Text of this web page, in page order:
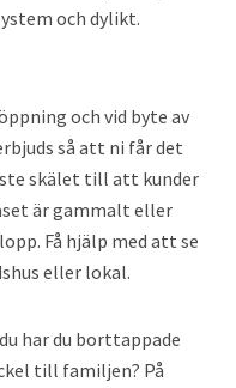
och dylikt.
och vid byte av
så att ni får det
skälet till att kunder
är gammalt eller
Få hjälp med att se
eller lokal.
har du borttappade
till familjen? På